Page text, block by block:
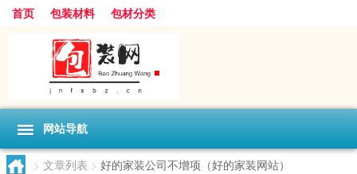
首页 包装材料 包材分类
网站导航
> 文章列表 > 好的家装公司不增项（好的家装网站）